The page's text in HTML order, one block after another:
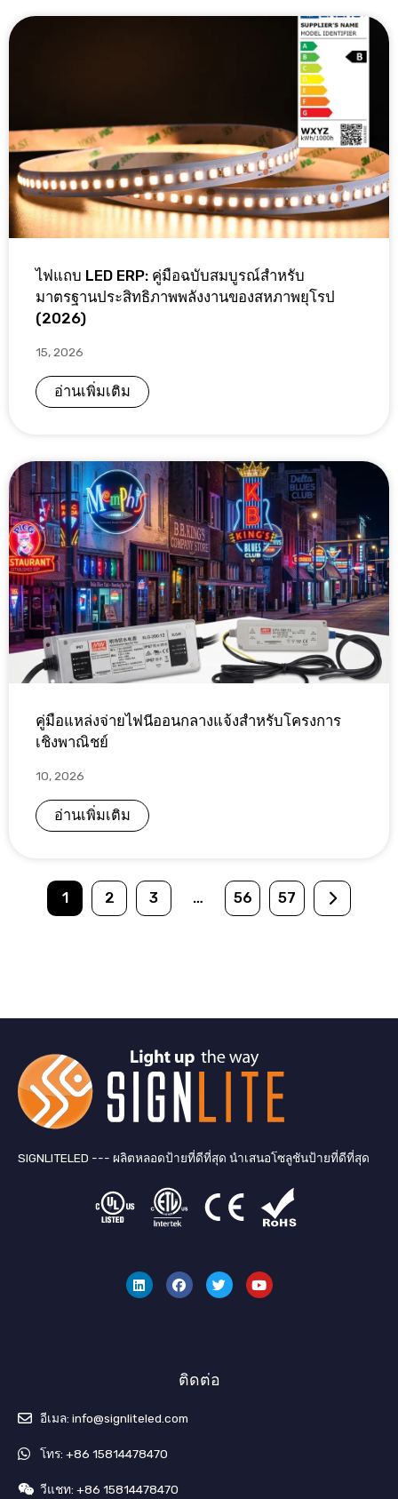
ไฟแถบ LED ERP: คู่มือฉบับสมบูรณ์สำหรับ
มาตรฐานประสิทธิภาพพลังงานของสหภาพยุโรป
(2026)
15, 2026
อ่านเพิ่มเติม
คู่มือแหล่งจ่ายไฟนีออนกลางแจ้งสำหรับโครงการ
เชิงพาณิชย์
10, 2026
อ่านเพิ่มเติม
1 2 3 … 56 57
SIGNLITELED --- ผลิตหลอดป้ายที่ดีที่สุด นำเสนอโซลูชันป้ายที่ดีที่สุด
ค์
อิ
น
ส
บุ๊
ค
ต
เ
ต
ป
ติดต่อ
อีเมล: info@signliteled.com
โทร: +86 15814478470
วีแชท: +86 15814478470